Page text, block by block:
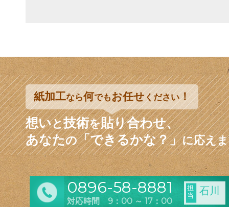
紙加工なら何でもお任せください！
想いと技術を貼り合わせ、
あなたの「できるかな？」に応え
0896-58-8881
対応時間 9：00 ～ 17：00
担
当
石川